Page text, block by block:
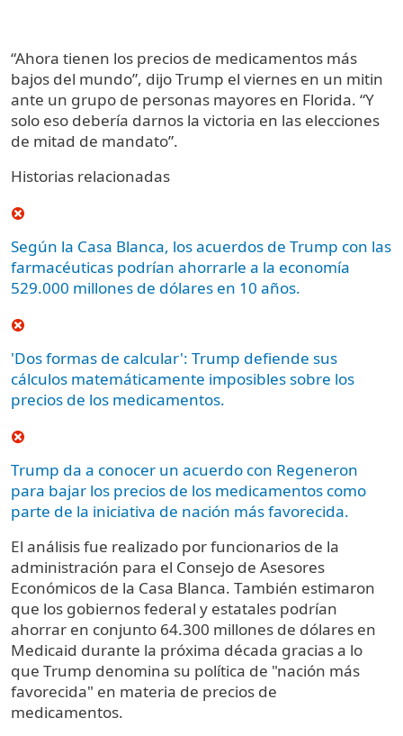
“Ahora tienen los precios de medicamentos más
bajos del mundo”, dijo Trump el viernes en un mitin
ante un grupo de personas mayores en Florida. “Y
solo eso debería darnos la victoria en las elecciones
de mitad de mandato”.
Historias relacionadas
Según la Casa Blanca, los acuerdos de Trump con las
farmacéuticas podrían ahorrarle a la economía
529.000 millones de dólares en 10 años.
'Dos formas de calcular': Trump defiende sus
cálculos matemáticamente imposibles sobre los
precios de los medicamentos.
Trump da a conocer un acuerdo con Regeneron
para bajar los precios de los medicamentos como
parte de la iniciativa de nación más favorecida.
El análisis fue realizado por funcionarios de la
administración para el Consejo de Asesores
Económicos de la Casa Blanca. También estimaron
que los gobiernos federal y estatales podrían
ahorrar en conjunto 64.300 millones de dólares en
Medicaid durante la próxima década gracias a lo
que Trump denomina su política de "nación más
favorecida" en materia de precios de
medicamentos.